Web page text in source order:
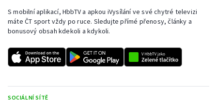
Ostatní
S mobilní aplikací, HbbTV a apkou iVysílání ve své chytré televizi
máte ČT sport vždy po ruce. Sledujte přímé přenosy, články a
bonusový obsah kdekoli a kdykoli.
SOCIÁLNÍ SÍTĚ